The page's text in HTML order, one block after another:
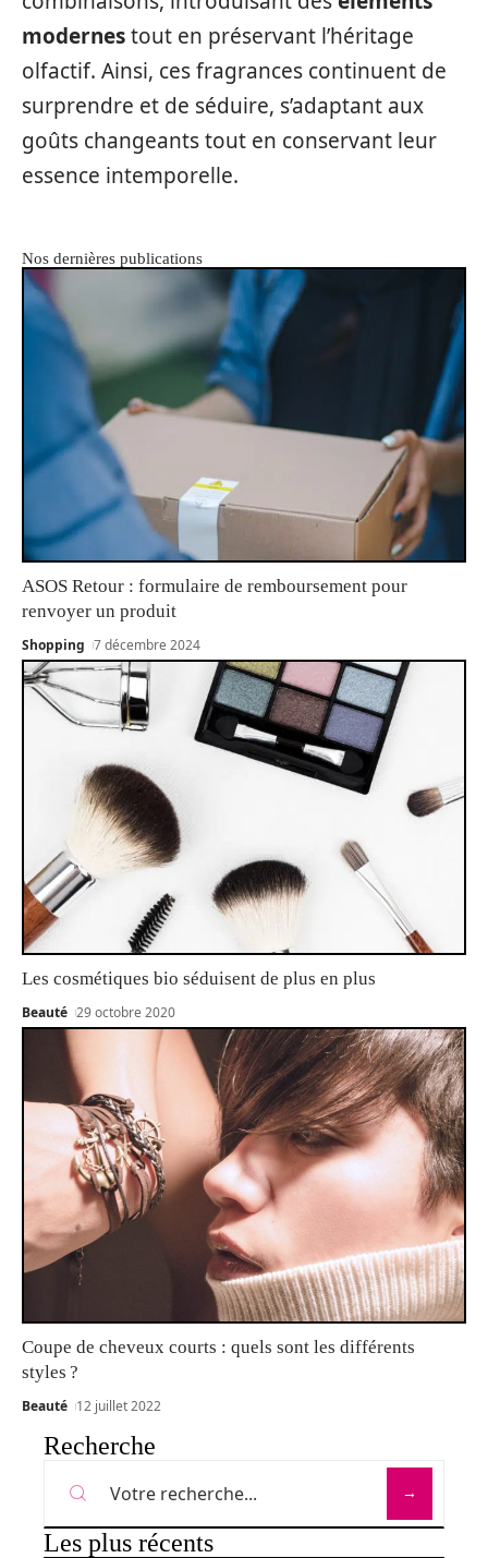
modernestout en préservant l’héritage
olfactif. Ainsi, ces fragrances continuent de
surprendre et de séduire, s’adaptant aux
goûts changeants tout en conservant leur
essence intemporelle.
Nos dernières publications
ASOS Retour : formulaire de remboursement pour
renvoyer un produit
Shopping 7 décembre 2024
Les cosmétiques bio séduisent de plus en plus
Beauté 29 octobre 2020
Coupe de cheveux courts : quels sont les différents
styles ?
Beauté 12 juillet 2022
Recherche
Les plus récents